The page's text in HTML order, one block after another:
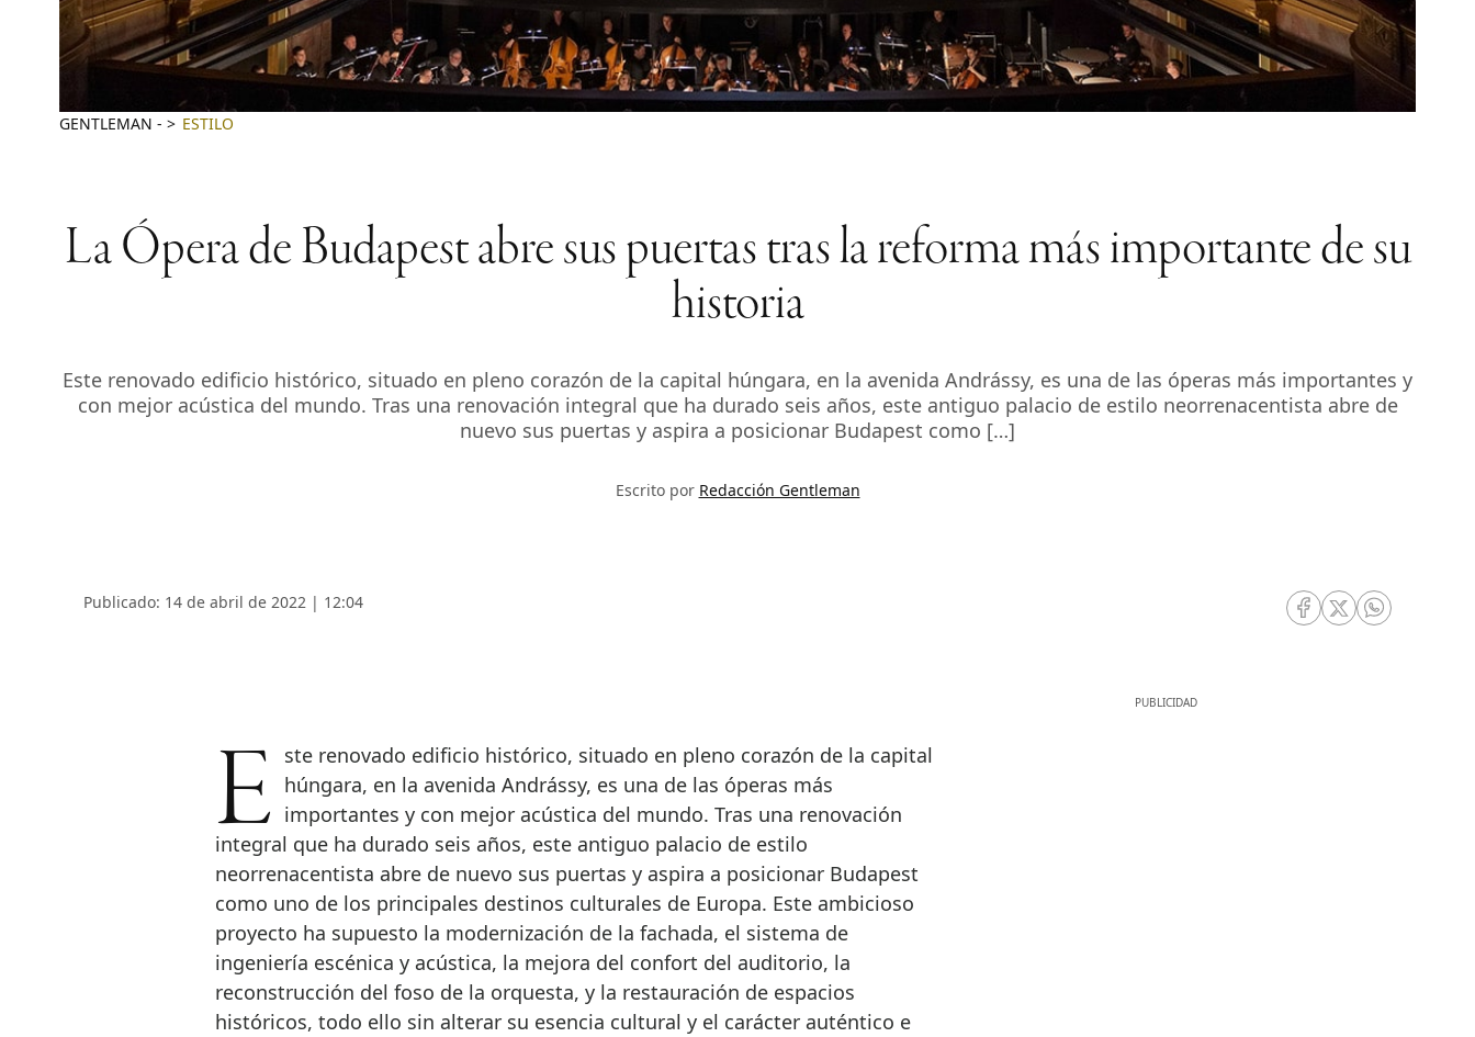
GENTLEMAN - ESTILO
La Ópera de Budapest abre sus puertas tras la reforma más importante de su
historia
Este renovado edificio histórico, situado en pleno corazón de la capital húngara, en la avenida Andrássy, es una de las óperas más importantes y
con mejor acústica del mundo. Tras una renovación integral que ha durado seis años, este antiguo palacio de estilo neorrenacentista abre de
nuevo sus puertas y aspira a posicionar Budapest como […]
Escrito por Redacción Gentleman
Publicado: 14 de abril de 2022 | 12:04
RRSS Facebook
RRSS Twitter
RRSS
Este renovado edificio histórico, situado en pleno corazón de la capital húngara, en la avenida Andrássy, es una de las óperas más
importantes y con mejor acústica del mundo. Tras una renovación
integral que ha durado seis años, este antiguo palacio de estilo
neorrenacentista abre de nuevo sus puertas y aspira a posicionar Budapest
como uno de los principales destinos culturales de Europa. Este ambicioso
proyecto ha supuesto la modernización de la fachada, el sistema de
ingeniería escénica y acústica, la mejora del confort del auditorio, la
reconstrucción del foso de la orquesta, y la restauración de espacios
históricos, todo ello sin alterar su esencia cultural y el carácter auténtico e